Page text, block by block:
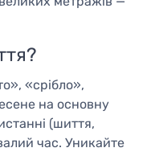
«срібло»,
на основну
(шиття,
час. Уникайте